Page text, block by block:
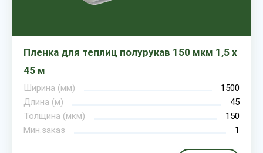
Пленка для теплиц полурукав 150 мкм 1,5 х
45 м
Ширина (мм)
1500
Длина (м)
45
Толщина (мкм)
150
Мин.заказ
1